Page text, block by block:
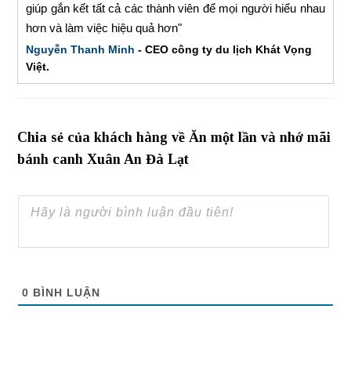
giúp gắn kết tất cả các thành viên để mọi người hiểu nhau
hơn và làm việc hiệu quả hơn"
Nguyễn Thanh Minh - CEO công ty du lịch Khát Vọng
Việt.
Chia sẻ của khách hàng về Ăn một lần và nhớ mãi
bánh canh Xuân An Đà Lạt
0 BÌNH LUẬN